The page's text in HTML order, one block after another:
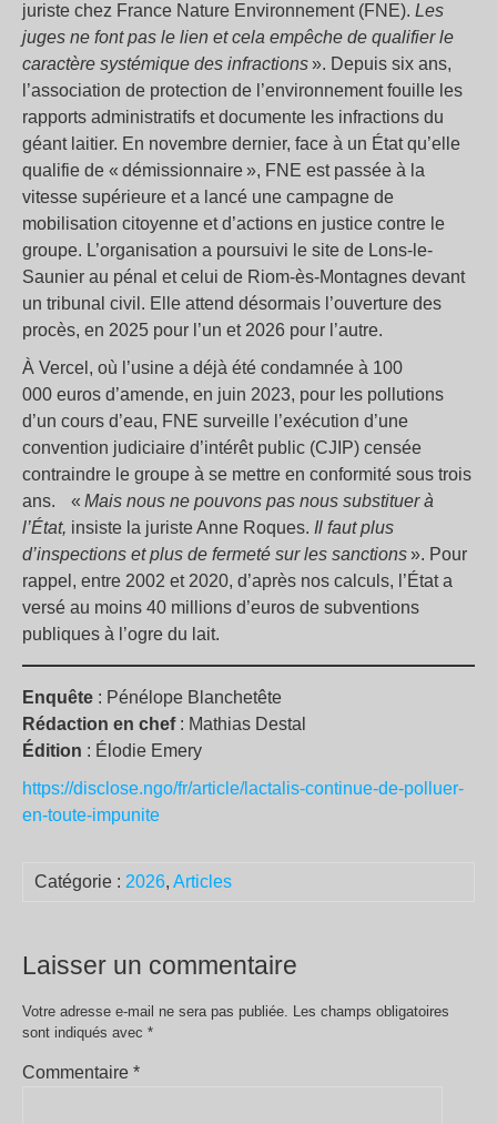
juriste chez France Nature Environnement (FNE). Les
juges ne font pas le lien et cela empêche de qualifier le
caractère systémique des infractions». Depuis six ans,
l’association de protection de l’environnement fouille les
rapports administratifs et documente les infractions du
géant laitier. En novembre dernier, face à un État qu’elle
qualifie de « démissionnaire », FNE est passée à la
vitesse supérieure et a lancé une campagne de
mobilisation citoyenne et d’actions en justice contre le
groupe. L’organisation a poursuivi le site de Lons-le-
Saunier au pénal et celui de Riom-ès-Montagnes devant
un tribunal civil. Elle attend désormais l’ouverture des
procès, en 2025 pour l’un et 2026 pour l’autre.
À Vercel, où l’usine a déjà été condamnée à 100
000 euros d’amende, en juin 2023, pour les pollutions
d’un cours d’eau, FNE surveille l’exécution d’une
convention judiciaire d’intérêt public (CJIP) censée
contraindre le groupe à se mettre en conformité sous trois
ans. « Mais nous ne pouvons pas nous substituer à
l’État, insiste la juriste Anne Roques. Il faut plus
d’inspections et plus de fermeté sur les sanctions». Pour
rappel, entre 2002 et 2020, d’après nos calculs, l’État a
versé au moins 40 millions d’euros de subventions
publiques à l’ogre du lait.
Enquête : Pénélope Blanchetête
Rédaction en chef : Mathias Destal
Édition : Élodie Emery
https://disclose.ngo/fr/article/lactalis-continue-de-polluer-
en-toute-impunite
Catégorie : 2026, Articles
Laisser un commentaire
Votre adresse e-mail ne sera pas publiée. Les champs obligatoires
sont indiqués avec *
Commentaire *